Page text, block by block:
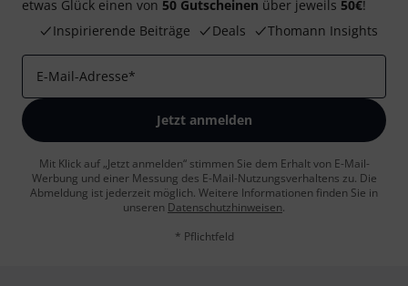
etwas Glück einen von 50 Gutscheinen über jeweils 50€!
Inspirierende Beiträge
Deals Thomann Insights
E-Mail-Adresse*
Jetzt anmelden
Mit Klick auf „Jetzt anmelden“ stimmen Sie dem Erhalt von E-Mail-
Werbung und einer Messung des E-Mail-Nutzungsverhaltens zu. Die
Abmeldung ist jederzeit möglich. Weitere Informationen finden Sie in
unseren Datenschutzhinweisen.
* Pflichtfeld